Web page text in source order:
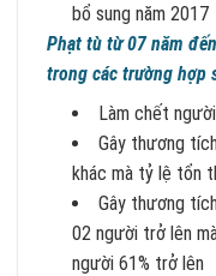
bổ sung năm 2017
Phạt tù từ 07 năm
trong các trường hợp
Làm chết người
Gây thương
khác mà tỷ lệ tổn
Gây thương
02 người trở lên
người 61% trở lên